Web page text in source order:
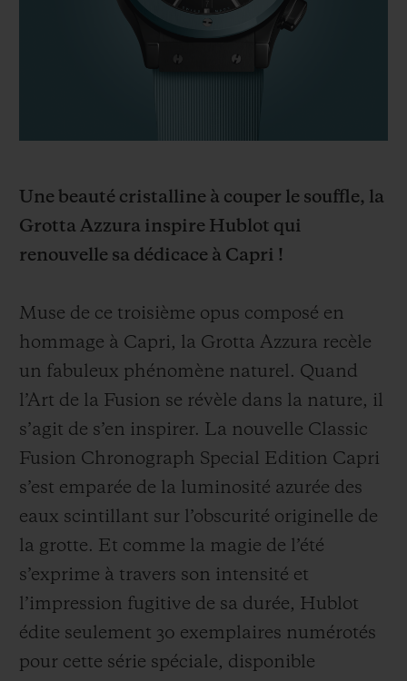
Une beauté cristalline à couper le souffle, la
Grotta Azzura inspire Hublot qui
renouvelle sa dédicace à Capri !
Muse de ce troisième opus composé en
hommage à Capri, la Grotta Azzura recèle
un fabuleux phénomène naturel. Quand
l’Art de la Fusion se révèle dans la nature, il
s’agit de s’en inspirer. La nouvelle Classic
Fusion Chronograph Special Edition Capri
s’est emparée de la luminosité azurée des
eaux scintillant sur l’obscurité originelle de
la grotte. Et comme la magie de l’été
s’exprime à travers son intensité et
l’impression fugitive de sa durée, Hublot
édite seulement 30 exemplaires numérotés
pour cette série spéciale, disponible
SUMMER MULTI-
COLORED CERAMIC
BIG BANG
PEACH CERAMIC
DÉLAI DE LIVRAISON
LIVRAISON ET RETOURS GRATUITS
POCHETTE CADEAU
NOUS CONTACTER